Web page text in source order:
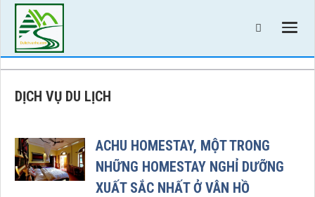
DỊCH VỤ DU LỊCH
ACHU HOMESTAY, MỘT TRONG
NHỮNG HOMESTAY NGHỈ DƯỠNG
XUẤT SẮC NHẤT Ở VÂN HỒ